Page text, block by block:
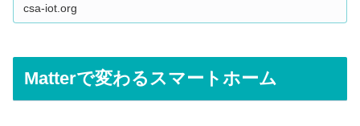
csa-iot.org
Matterで変わるスマートホーム